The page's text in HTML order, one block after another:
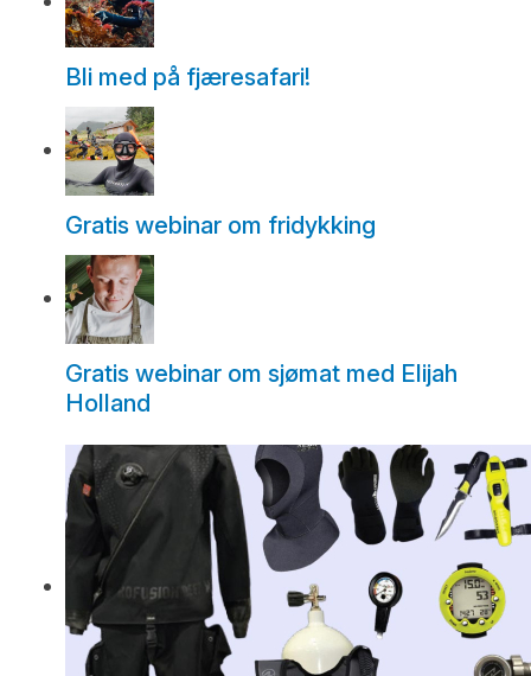
Bli med på fjæresafari!
Gratis webinar om fridykking
Gratis webinar om sjømat med Elijah
Holland